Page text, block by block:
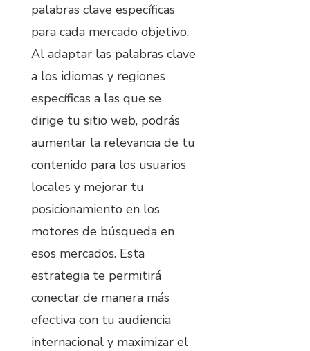
palabras clave específicas
para cada mercado objetivo.
Al adaptar las palabras clave
a los idiomas y regiones
específicas a las que se
dirige tu sitio web, podrás
aumentar la relevancia de tu
contenido para los usuarios
locales y mejorar tu
posicionamiento en los
motores de búsqueda en
esos mercados. Esta
estrategia te permitirá
conectar de manera más
efectiva con tu audiencia
internacional y maximizar el